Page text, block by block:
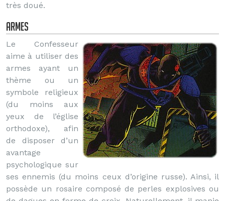
très doué.
Armes
Le Confesseur
aime à utiliser des
armes ayant un
thème ou un
symbole religieux
(du moins aux
yeux de l’église
orthodoxe), afin
de disposer d’un
avantage
psychologique sur
ses ennemis (du moins ceux d’origine russe). Ainsi, il
possède un rosaire composé de perles explosives ou